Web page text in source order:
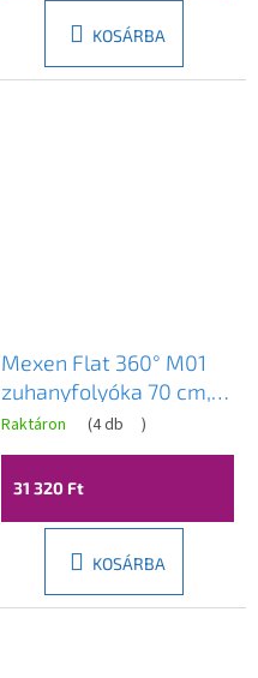
KOSÁRBA
Mexen Flat 360° M01
zuhanyfolyóka 70 cm,
szálcsiszolt grafit,
1E20070-40
Raktáron (4 db )
31 320 Ft
KOSÁRBA